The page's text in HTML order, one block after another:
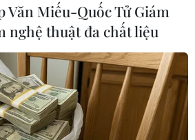
#cây chích điện
#cướp tài sản
An Giang
Văn Miếu-Quốc Tử Giám
nghệ thuật đa chất liệu